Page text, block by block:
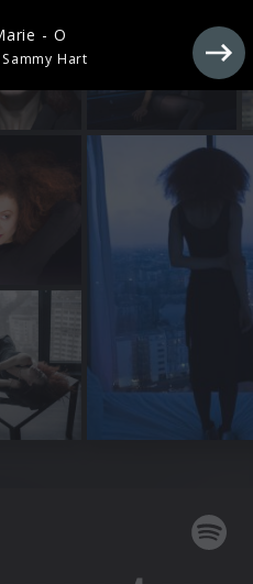
- O
Sammy Hart